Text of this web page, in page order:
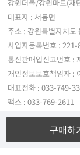
구매하
강원더몰/강원마트(재
대표자 : 서동면
주소 : 강원특별자치도
사업자등록번호 :
통신판매업신고번호 :
개인정보보호책임자 :
대표전화 : 033-749-
팩스 : 033-769-2611
호스팅 제공자 : (주)가